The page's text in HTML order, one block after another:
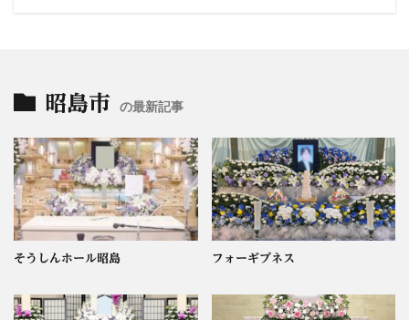
昭島市 の最新記事
そうしんホール昭島 フォーギブネス